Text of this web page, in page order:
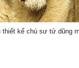
thiết kế chú sư tử dũng